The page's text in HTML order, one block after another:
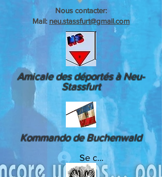
Nous contacter:
Mail: neu.stassfurt@gmail.com
Amicale des déportés à Neu-
Stassfurt
Kommando de Buchenwald
Se connecter